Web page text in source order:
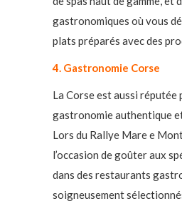
gastronomiques où vous
plats préparés avec des
4. Gastronomie Corse
La Corse est aussi réputée
gastronomie authentique
Lors du Rallye Mare e
l’occasion de goûter aux
dans des restaurants
soigneusement